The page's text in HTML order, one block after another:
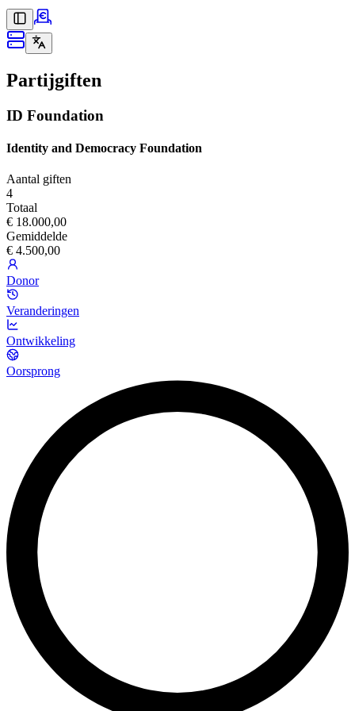
Partijgiften
ID Foundation
Identity and Democracy Foundation
Aantal giften
4
Totaal
€ 18.000,00
Gemiddelde
€ 4.500,00
Donor
Veranderingen
Ontwikkeling
Oorsprong